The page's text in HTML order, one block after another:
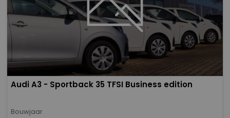
Audi A3 - Sportback 35 TFSI Business edition
Bouwjaar